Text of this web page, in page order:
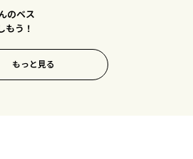
のベス
もう！
もっと見る